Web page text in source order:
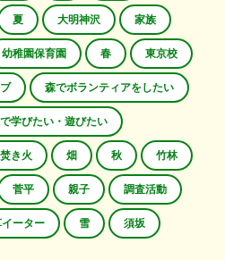
夏 大明神沢 家族
幼稚園保育園 春 東京校
森でボランティアをしたい
学びたい・遊びたい
焚き火 畑 秋 竹林
菅平 親子 調査活動
ーター 雪 須坂